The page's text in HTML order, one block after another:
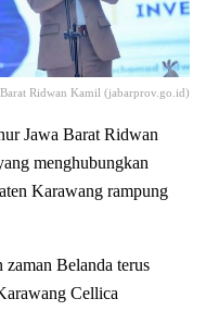
Ridwan Kamil (jabarprov.go.id)
Jawa Barat Ridwan
menghubungkan
Karawang rampung
zaman Belanda terus
Cellica